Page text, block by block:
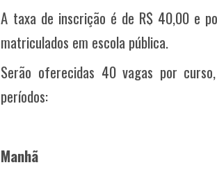
A taxa de inscrição é de R$ 40,00 e
matriculados em escola pública.
Serão oferecidas 40 vagas por
períodos:
Manhã